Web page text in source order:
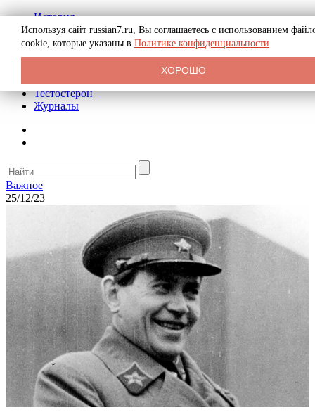
История
Биография
Криминал
Реклама на сайте
Тестостерон
Журналы
Важное
25/12/23
Используя сайт russian7.ru, Вы соглашаетесь с использованием
cookie, которые указаны в Политике конфиденциальности
ХОРОШО